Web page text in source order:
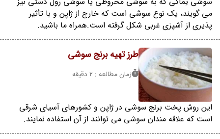
می گویند، یک نوع سوشی است که خارج از ژاپن و با تأثیر
پذیری از آشپزی غربی شکل گرفته است.همراه ما باشید.
طرز تهیه برنج سوشی
زمان مطالعه : 2 دقیقه
این روش پخت برنج سوشی در ژاپن و کشورهای آسیای شرقی
است که علاقه مندان سوشی می توانند از آن استفاده نمایند.